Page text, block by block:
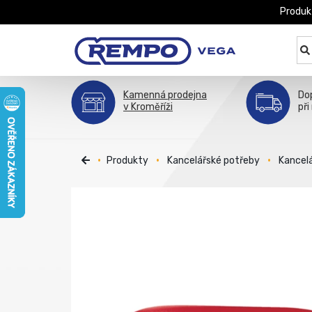
Kamenná prodejna
v Kroměříži
při
Produkty Kancelářské potřeby